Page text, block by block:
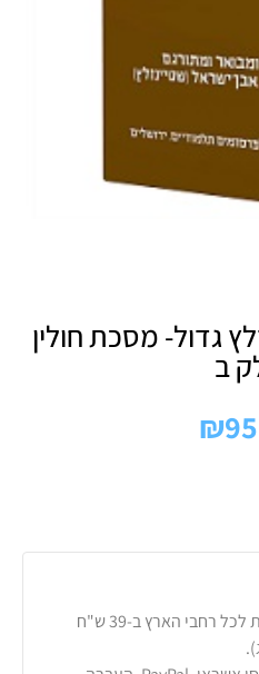
גדול- מסכת חולין
ב
₪
שליח עד הבית לכל רחבי הארץ ב-39 ש"ח